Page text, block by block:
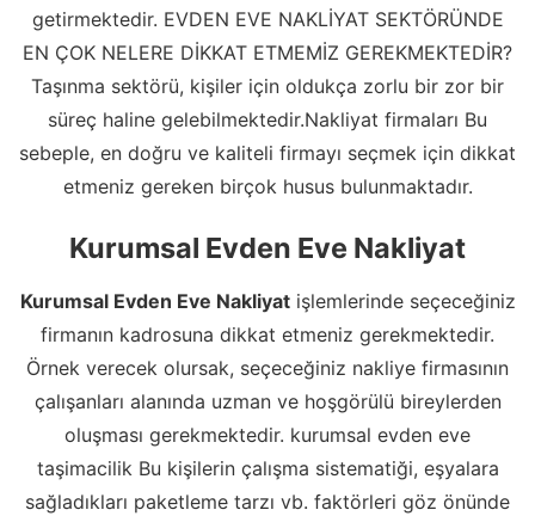
getirmektedir. EVDEN EVE NAKLİYAT SEKTÖRÜNDE
EN ÇOK NELERE DİKKAT ETMEMİZ GEREKMEKTEDİR?
Taşınma sektörü, kişiler için oldukça zorlu bir zor bir
süreç haline gelebilmektedir.Nakliyat firmaları Bu
sebeple, en doğru ve kaliteli firmayı seçmek için dikkat
etmeniz gereken birçok husus bulunmaktadır.
Kurumsal Evden Eve Nakliyat
Kurumsal Evden Eve Nakliyatişlemlerinde seçeceğiniz
firmanın kadrosuna dikkat etmeniz gerekmektedir.
Örnek verecek olursak, seçeceğiniz nakliye firmasının
çalışanları alanında uzman ve hoşgörülü bireylerden
oluşması gerekmektedir. kurumsal evden eve
taşimacilik Bu kişilerin çalışma sistematiği, eşyalara
sağladıkları paketleme tarzı vb. faktörleri göz önünde